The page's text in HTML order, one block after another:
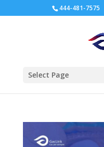
444-481-7575
Select Page